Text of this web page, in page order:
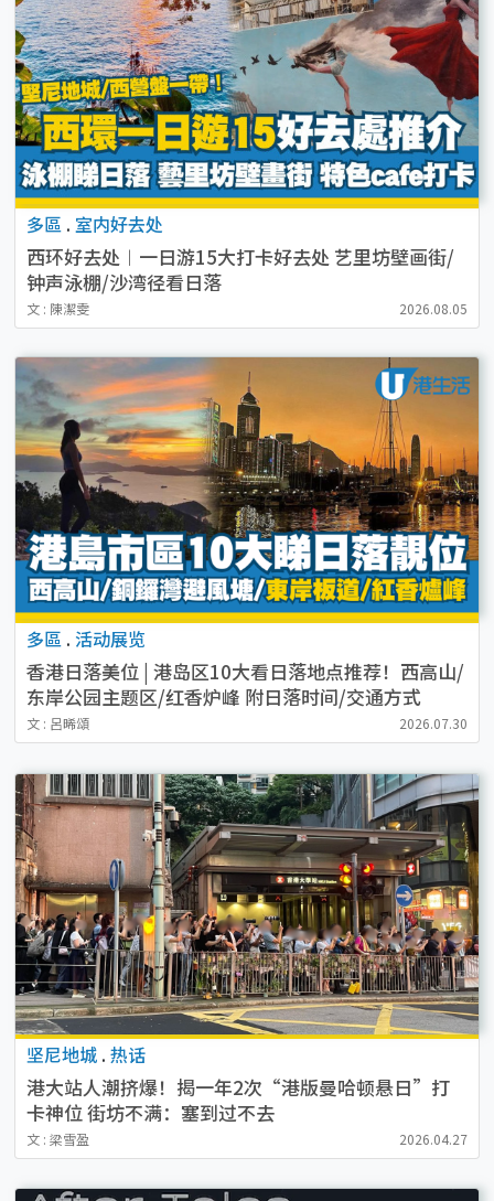
多區 . 室内好去处
西环好去处︱一日游15大打卡好去处 艺里坊壁画街/
钟声泳棚/沙湾径看日落
文 : 陳潔雯 2026.08.05
多區 . 活动展览
香港日落美位 | 港岛区10大看日落地点推荐！西高山/
东岸公园主题区/红香炉峰 附日落时间/交通方式
文 : 呂晞頌 2026.07.30
坚尼地城 . 热话
港大站人潮挤爆！揭一年2次“港版曼哈顿悬日”打
卡神位 街坊不满：塞到过不去
文 : 梁雪盈 2026.04.27